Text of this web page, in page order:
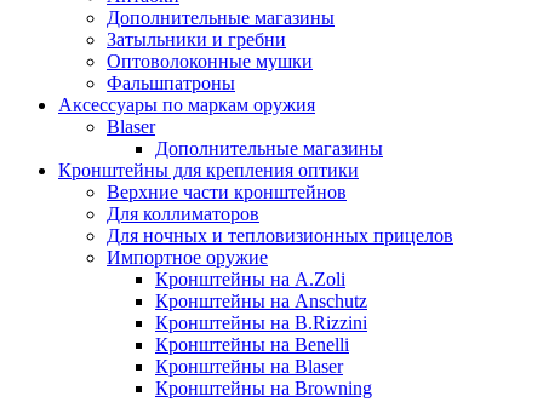
Дополнительные магазины
Затыльники и гребни
Оптоволоконные мушки
Фальшпатроны
Аксессуары по маркам оружия
Blaser
Дополнительные магазины
Кронштейны для крепления оптики
Верхние части кронштейнов
Для коллиматоров
Для ночных и тепловизионных прицелов
Импортное оружие
Кронштейны на A.Zoli
Кронштейны на Anschutz
Кронштейны на B.Rizzini
Кронштейны на Benelli
Кронштейны на Blaser
Кронштейны на Browning